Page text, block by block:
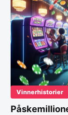
Vinnerhistorier